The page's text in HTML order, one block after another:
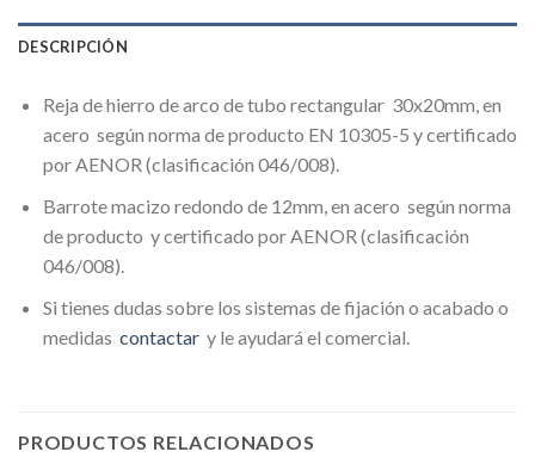
DESCRIPCIÓN
Reja de hierro de arco de tubo rectangular 30x20mm, en
acero según norma de producto EN 10305-5 y certificado
por AENOR (clasificación 046/008).
Barrote macizo redondo de 12mm, en acero según norma
de producto y certificado por AENOR (clasificación
046/008).
Si tienes dudas sobre los sistemas de fijación o acabado o
medidas contactary le ayudará el comercial.
PRODUCTOS RELACIONADOS